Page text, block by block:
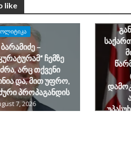
like
–
ჩემზე
არც თქვენი
და, მით უფრო,
პროპაგანდის
7, 2026